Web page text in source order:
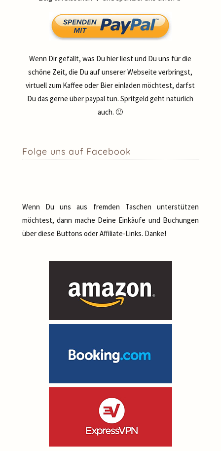
Wenn Dir gefällt, was Du hier liest und Du uns für die
schöne Zeit, die Du auf unserer Webseite verbringst,
virtuell zum Kaffee oder Bier einladen möchtest, darfst
Du das gerne über paypal tun. Spritgeld geht natürlich
auch. 🙂
Folge uns auf Facebook
Wenn Du uns aus fremden Taschen unterstützen
möchtest, dann mache Deine Einkäufe und Buchungen
über diese Buttons oder Affiliate-Links. Danke!